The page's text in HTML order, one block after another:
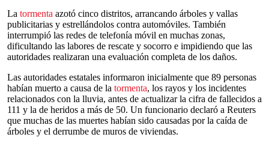
La tormenta azotó cinco distritos, arrancando árboles y vallas
publicitarias y estrellándolos contra automóviles. También
interrumpió las redes de telefonía móvil en muchas zonas,
dificultando las labores de rescate y socorro e impidiendo que las
autoridades realizaran una evaluación completa de los daños.
Las autoridades estatales informaron inicialmente que 89 personas
habían muerto a causa de la tormenta, los rayos y los incidentes
relacionados con la lluvia, antes de actualizar la cifra de fallecidos a
111 y la de heridos a más de 50. Un funcionario declaró a Reuters
que muchas de las muertes habían sido causadas por la caída de
árboles y el derrumbe de muros de viviendas.